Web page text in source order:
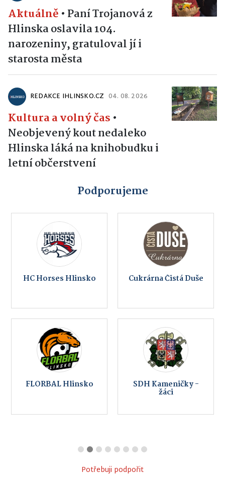
Aktuálně • Paní Trojanová z
Hlinska oslavila 104.
narozeniny, gratuloval jí i
starosta města
REDAKCE IHLINSKO.CZ 04. 08. 2026
Kultura a volný čas •
Neobjevený kout nedaleko
Hlinska láká na knihobudku i
letní občerstvení
Podporujeme
HC Horses Hlinsko Cukrárna Čistá Duše
FLORBAL Hlinsko SDH Kameničky -
žáci
Potřebuji podpořit